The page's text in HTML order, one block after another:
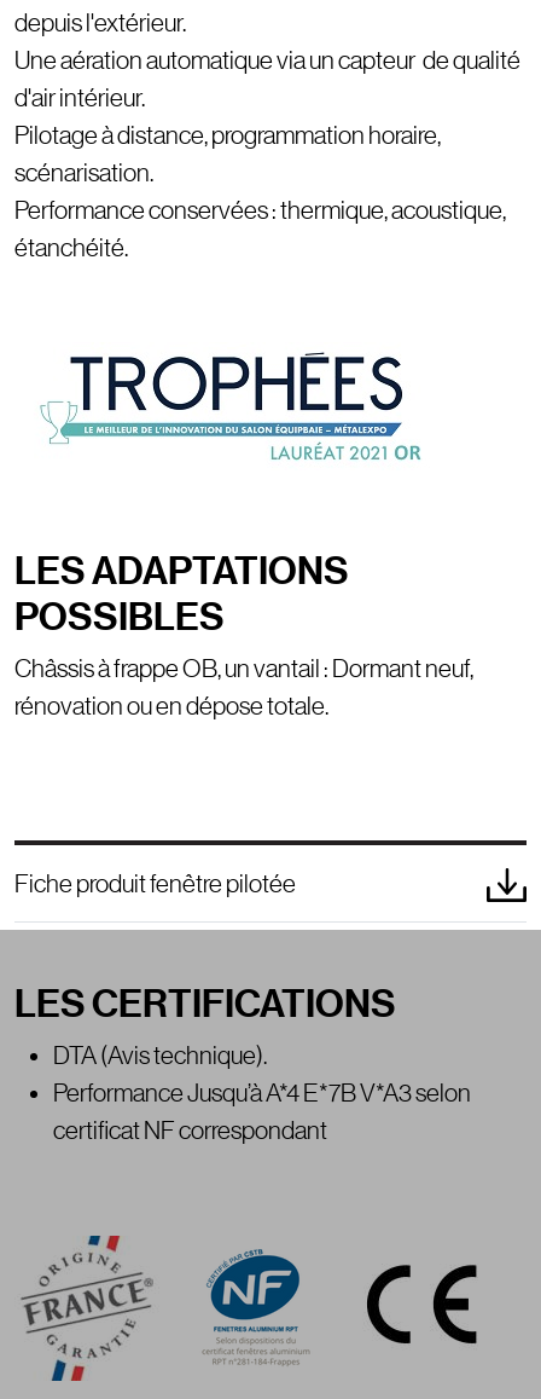
depuis l'extérieur.
Une aération automatique via un capteur de qualité
d'air intérieur.
Pilotage à distance, programmation horaire,
scénarisation.
Performance conservées : thermique, acoustique,
étanchéité.
Image
LES ADAPTATIONS
POSSIBLES
Châssis à frappe OB, un vantail : Dormant neuf,
rénovation ou en dépose totale.
Fiche produit fenêtre pilotée
Paragraphes
LES CERTIFICATIONS
DTA (Avis technique).
Performance Jusqu’à A*4 E*7B V*A3 selon
certificat NF correspondant